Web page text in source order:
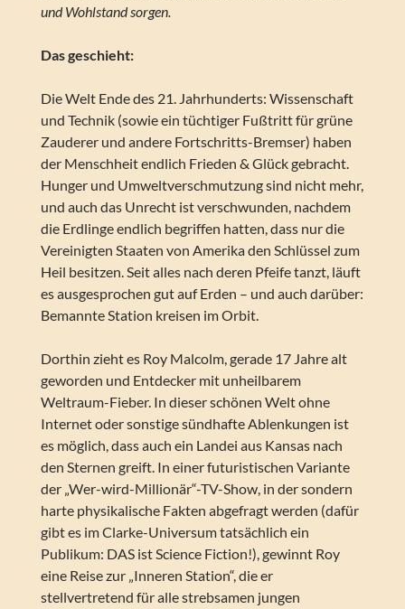
und Wohlstand sorgen.
Das geschieht:
Die Welt Ende des 21. Jahrhunderts: Wissenschaft
und Technik (sowie ein tüchtiger Fußtritt für grüne
Zauderer und andere Fortschritts-Bremser) haben
der Menschheit endlich Frieden & Glück gebracht.
Hunger und Umweltverschmutzung sind nicht mehr,
und auch das Unrecht ist verschwunden, nachdem
die Erdlinge endlich begriffen hatten, dass nur die
Vereinigten Staaten von Amerika den Schlüssel zum
Heil besitzen. Seit alles nach deren Pfeife tanzt, läuft
es ausgesprochen gut auf Erden – und auch darüber:
Bemannte Station kreisen im Orbit.
Dorthin zieht es Roy Malcolm, gerade 17 Jahre alt
geworden und Entdecker mit unheilbarem
Weltraum-Fieber. In dieser schönen Welt ohne
Internet oder sonstige sündhafte Ablenkungen ist
es möglich, dass auch ein Landei aus Kansas nach
den Sternen greift. In einer futuristischen Variante
der „Wer-wird-Millionär“-TV-Show, in der sondern
harte physikalische Fakten abgefragt werden (dafür
gibt es im Clarke-Universum tatsächlich ein
Publikum: DAS ist Science Fiction!), gewinnt Roy
eine Reise zur „Inneren Station“, die er
stellvertretend für alle strebsamen jungen